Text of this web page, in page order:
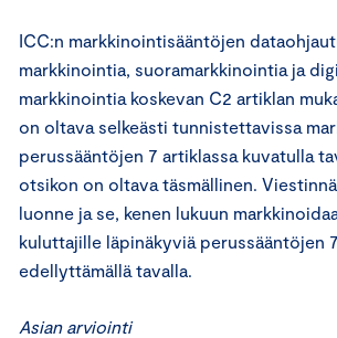
ICC:n markkinointisääntöjen
markkinointia, suoramarkkinointia ja
markkinointia koskevan C2 artiklan
on oltava selkeästi tunnistettavissa
perussääntöjen 7 artiklassa kuvatulla
otsikon on oltava täsmällinen.
luonne ja se, kenen lukuun
kuluttajille läpinäkyviä perussääntöjen
edellyttämällä tavalla.
Asian arviointi